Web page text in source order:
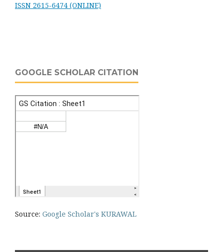
ISSN 2615-6474 (ONLINE)
GOOGLE SCHOLAR CITATION
Source: Google Scholar's KURAWAL